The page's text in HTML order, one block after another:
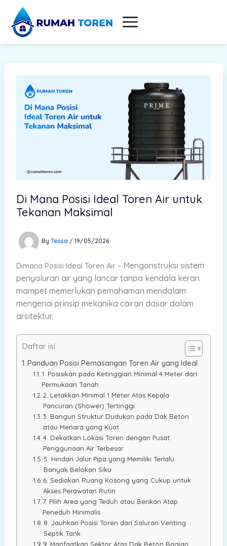
content
Di Mana Posisi Ideal Toren Air untuk
Tekanan Maksimal
By Tessa / 19/05/2026
Dimana Posisi Ideal Toren Air – Mengonstruksi sistem
penyaluran air yang lancar tanpa kendala keran
mampet memerlukan pemahaman mendalam
mengenai prinsip mekanika cairan dasar dalam
arsitektur.
Daftar isi
Panduan Posisi Pemasangan Toren Air yang Ideal
1. Posisikan pada Ketinggian Minimal 4 Meter dari
Permukaan Tanah
2. Letakkan Minimal 1 Meter Atas Kepala
Pancuran (Shower) Tertinggi
3. Bangun Struktur Dudukan pada Dak Beton
atau Menara yang Kuat
4. Dekatkan Lokasi Toren dengan Pusat
Penggunaan Air Terbesar
5. Hindari Jalur Pipa yang Memiliki Terlalu
Banyak Belokan Siku
6. Sediakan Ruang Kosong yang Cukup untuk
Akses Perawatan Rutin
7. Pilih Area yang Teduh atau Berikan Atap
Peneduh Minimalis
8. Jauhkan Posisi Toren dari Saluran Venting
Septik Tank
9. Manfaatkan Sektor Atas Dak Beton Bagian
e
a
r
c